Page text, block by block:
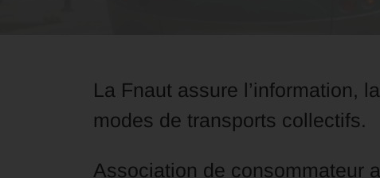
La Fnaut assure l’information,
modes de transports collectifs.
Association de consommateur